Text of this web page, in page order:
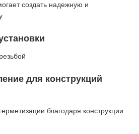
создать надежную и
для конструкций
благодаря конструкции